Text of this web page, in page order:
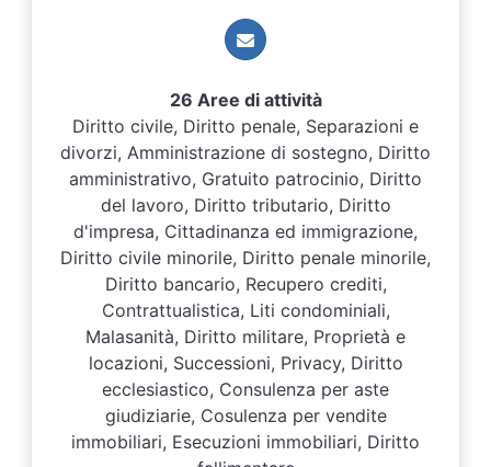
26 Aree di attività
Diritto civile, Diritto penale, Separazioni e
divorzi, Amministrazione di sostegno, Diritto
amministrativo, Gratuito patrocinio, Diritto
del lavoro, Diritto tributario, Diritto
d'impresa, Cittadinanza ed immigrazione,
Diritto civile minorile, Diritto penale minorile,
Diritto bancario, Recupero crediti,
Contrattualistica, Liti condominiali,
Malasanità, Diritto militare, Proprietà e
locazioni, Successioni, Privacy, Diritto
ecclesiastico, Consulenza per aste
giudiziarie, Cosulenza per vendite
immobiliari, Esecuzioni immobiliari, Diritto